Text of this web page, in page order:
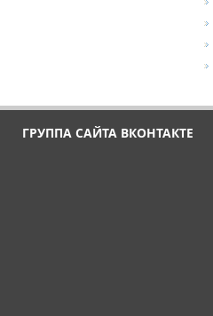
ГРУППА САЙТА ВКОНТАКТЕ